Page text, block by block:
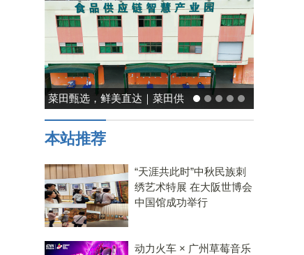
能率日式厨房美学：既要此刻
温馨，也要未来可期
本站推荐
“天涯共此时”中秋民族刺
绣艺术特展 在大阪世博会
中国馆成功举行
动力火车 × 广州草莓音乐